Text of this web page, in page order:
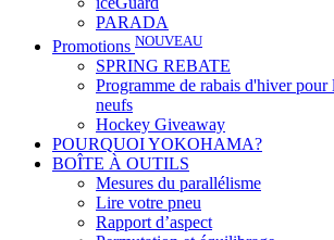
PARADA
Promotions NOUVEAU
SPRING REBATE
Programme de rabais d'hiver pour
neufs
Hockey Giveaway
POURQUOI YOKOHAMA?
BOÎTE À OUTILS
Mesures du parallélisme
Lire votre pneu
Rapport d’aspect